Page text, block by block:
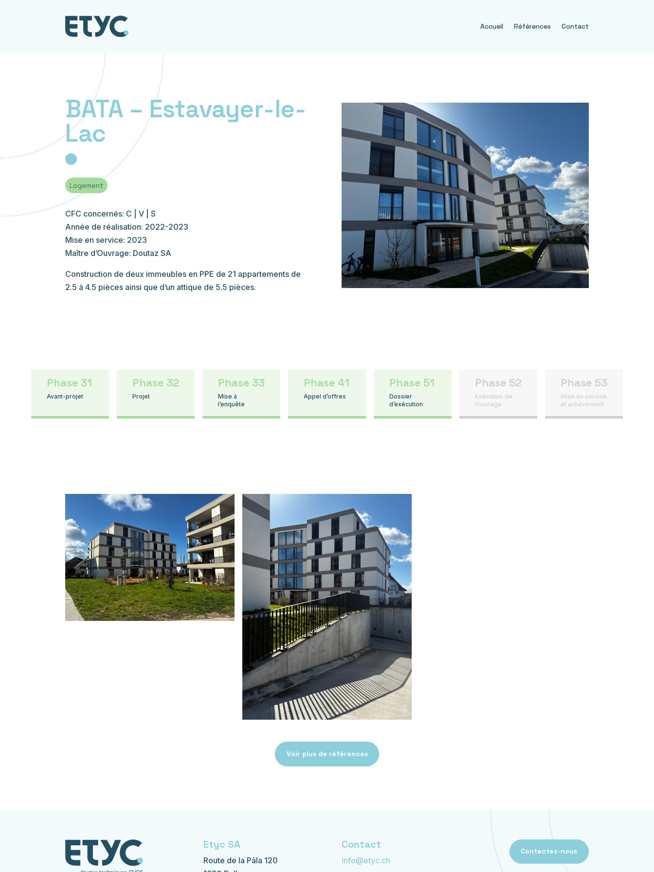
Accueil Références Contact
BATA – Estavayer-le-
Lac
Logement
CFC concernés: C | V | S
Année de réalisation: 2022-2023
Mise en service: 2023
Maître d’Ouvrage: Doutaz SA
Construction de deux immeubles en PPE de 21 appartements de
2.5 à 4.5 pièces ainsi que d’un attique de 5.5 pièces.
Phase 31
Avant-projet
Phase 32
Projet
Phase 33
Mise à
l’enquête
Phase 41
Appel d’offres
Phase 51
Dossier
d’exécution
Phase 52
Exécution de
l’ouvrage
Phase 53
Mise en service
et achèvement
Voir plus de références
Etyc SA
Route de la Pâla 120
Contact
info@etyc.ch
Contactez-nous